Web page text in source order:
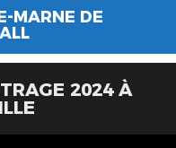
MARNE DE
2024 À